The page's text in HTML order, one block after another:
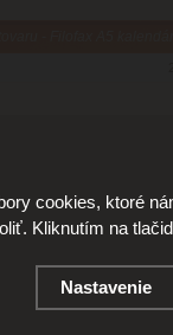
cookies, ktoré
Kliknutím na
Nastavenie